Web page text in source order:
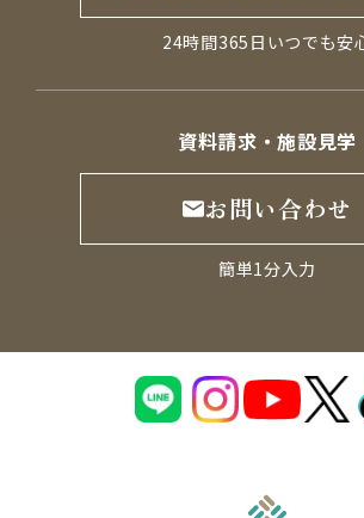
24時間365日いつでも安
資料請求・施設見学
お問い合わせ
簡単1分入力